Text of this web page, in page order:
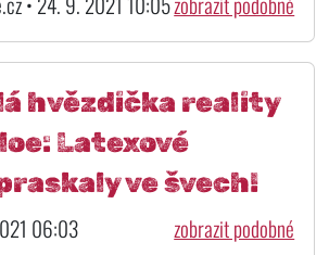
hvězdička reality
Latexové
ve švech!
06:03 zobrazit podobné